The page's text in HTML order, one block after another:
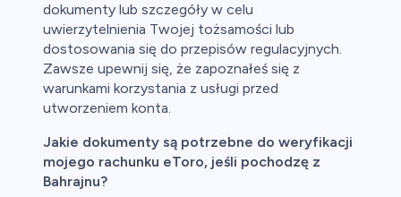
dokumenty lub szczegóły w celu
uwierzytelnienia Twojej tożsamości lub
dostosowania się do przepisów regulacyjnych.
Zawsze upewnij się, że zapoznałeś się z
warunkami korzystania z usługi przed
utworzeniem konta.
Jakie dokumenty są potrzebne do weryfikacji
mojego rachunku eToro, jeśli pochodzę z
Bahrajnu?